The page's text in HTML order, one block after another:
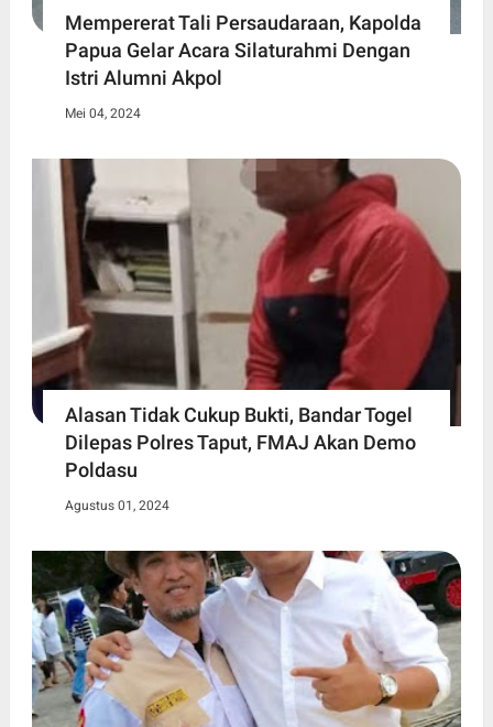
Mempererat Tali Persaudaraan, Kapolda
Papua Gelar Acara Silaturahmi Dengan
Istri Alumni Akpol
Mei 04, 2024
Alasan Tidak Cukup Bukti, Bandar Togel
Dilepas Polres Taput, FMAJ Akan Demo
Poldasu
Agustus 01, 2024